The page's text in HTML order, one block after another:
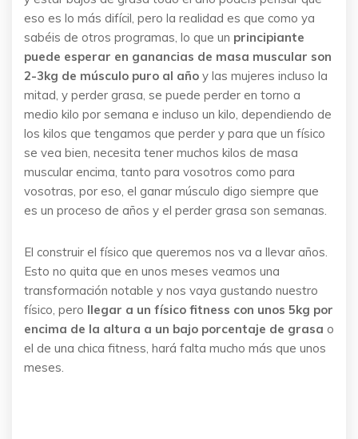
eso es lo más difícil, pero la realidad es que como ya
sabéis de otros programas, lo que un principiante
puede esperar en ganancias de masa muscular son
2-3kg de músculo puro al año y las mujeres incluso la
mitad, y perder grasa, se puede perder en torno a
medio kilo por semana e incluso un kilo, dependiendo de
los kilos que tengamos que perder y para que un físico
se vea bien, necesita tener muchos kilos de masa
muscular encima, tanto para vosotros como para
vosotras, por eso, el ganar músculo digo siempre que
es un proceso de años y el perder grasa son semanas.
El construir el físico que queremos nos va a llevar años.
Esto no quita que en unos meses veamos una
transformación notable y nos vaya gustando nuestro
físico, pero llegar a un físico fitness con unos 5kg por
encima de la altura a un bajo porcentaje de grasa o
el de una chica fitness, hará falta mucho más que unos
meses.